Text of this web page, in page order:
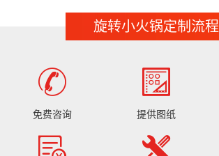
旋转小火锅定制流程
免费咨询 提供图纸